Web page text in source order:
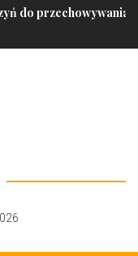
do przechowywania